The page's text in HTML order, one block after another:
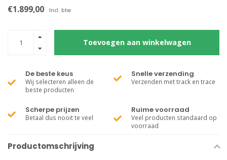
€1.899,00 Incl. btw
Toevoegen aan winkelwagen
De beste keus
Wij selecteren alleen de
beste producten
Snelle verzending
Verzenden met track en trace
Scherpe prijzen
Betaal dus nooit te veel
Ruime voorraad
Veel producten standaard op
voorraad
Productomschrijving